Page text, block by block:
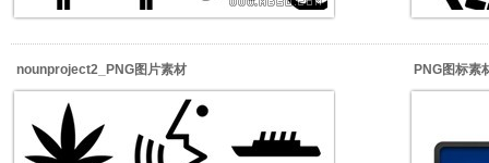
nounproject2_PNG图片素材 PNG图标素